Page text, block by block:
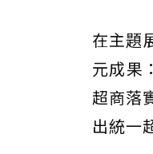
在主題
元成果
超商落
出統一